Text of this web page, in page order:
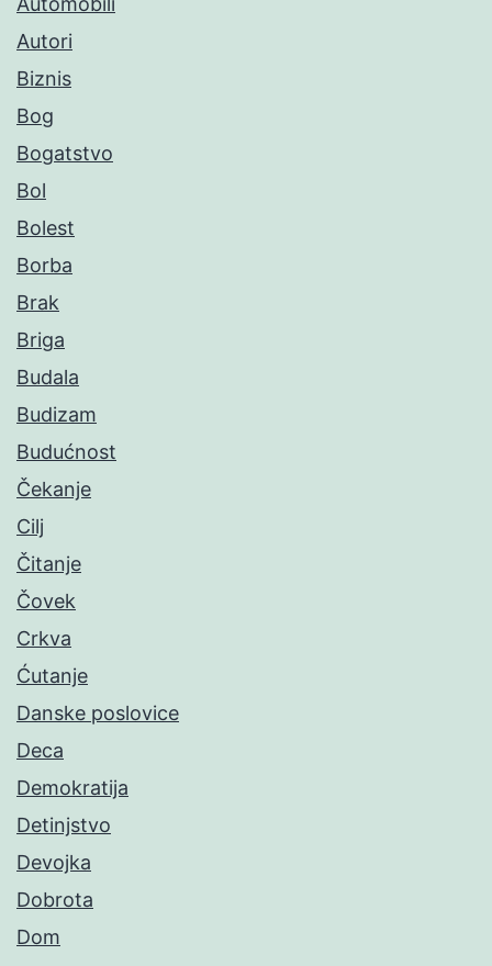
Autori
Biznis
Bog
Bogatstvo
Bol
Bolest
Borba
Brak
Briga
Budala
Budizam
Budućnost
Čekanje
Cilj
Čitanje
Čovek
Crkva
Ćutanje
Danske poslovice
Deca
Demokratija
Detinjstvo
Devojka
Dobrota
Dom